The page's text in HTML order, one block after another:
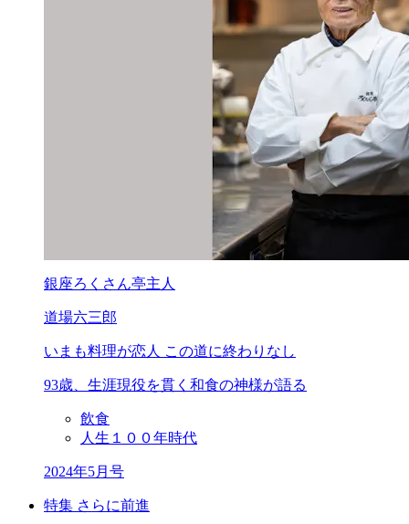
銀座ろくさん亭主人
道場六三郎
いまも料理が恋人 この道に終わりなし
93歳、生涯現役を貫く和食の神様が語る
飲食
人生１００年時代
2024年5月号
特集 さらに前進